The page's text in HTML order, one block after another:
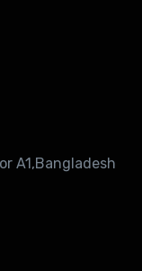
A1,Bangladesh